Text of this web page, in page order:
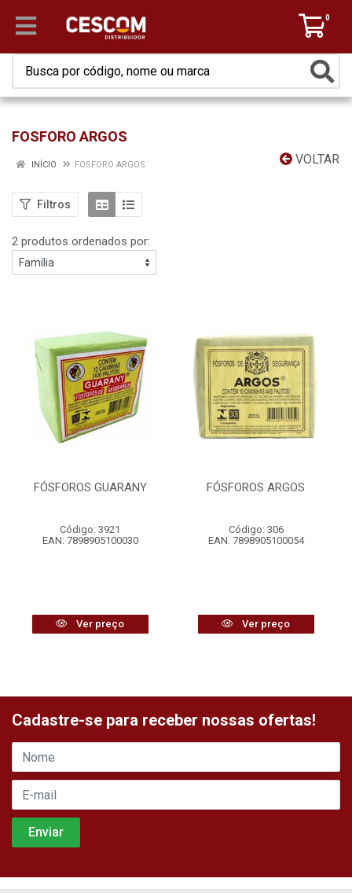
0
FOSFORO ARGOS
VOLTAR
INÍCIO FOSFORO ARGOS
Filtros
2 produtos ordenados por:
FÓSFOROS GUARANY
Código: 3921
EAN: 7898905100030
Ver preço
FÓSFOROS ARGOS
Código: 306
EAN: 7898905100054
Ver preço
Cadastre-se para receber nossas ofertas!